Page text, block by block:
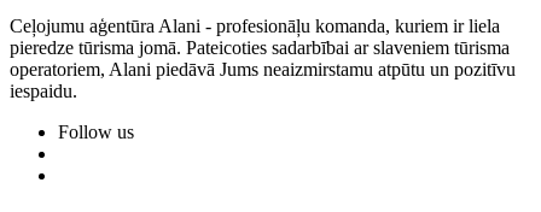
Ceļojumu aģentūra Alani - profesionāļu komanda, kuriem ir liela
pieredze tūrisma jomā. Pateicoties sadarbībai ar slaveniem tūrisma
operatoriem, Alani piedāvā Jums neaizmirstamu atpūtu un pozitīvu
iespaidu.
Follow us